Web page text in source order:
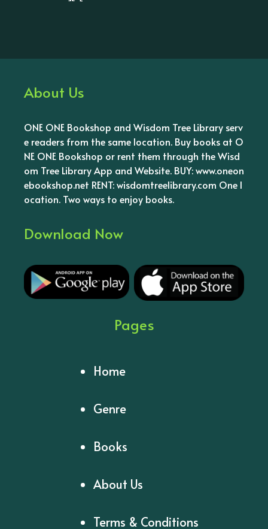
About Us
ONE ONE Bookshop and Wisdom Tree Library serv
e readers from the same location. Buy books at O
NE ONE Bookshop or rent them through the Wisd
om Tree Library App and Website. BUY: www.oneon
ebookshop.net RENT: wisdomtreelibrary.com One l
ocation. Two ways to enjoy books.
Download Now
Pages
Home
Genre
Books
About Us
Terms & Conditions